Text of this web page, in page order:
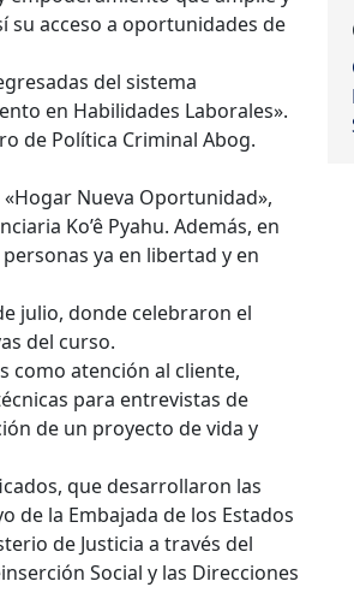
su acceso a oportunidades de
del sistema
en Habilidades Laborales».
de Política Criminal Abog.
Nueva Oportunidad»,
Ko’ê Pyahu. Además, en
ya en libertad y en
julio, donde celebraron el
del curso.
como atención al cliente,
para entrevistas de
de un proyecto de vida y
que desarrollaron las
de la Embajada de los Estados
de Justicia a través del
Social y las Direcciones